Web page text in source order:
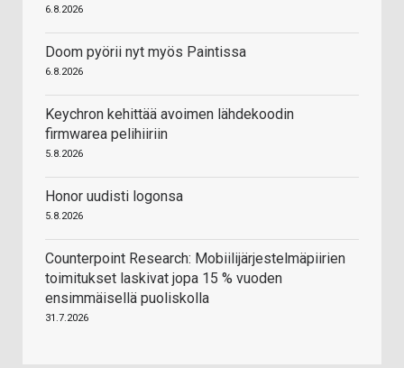
6.8.2026
Doom pyörii nyt myös Paintissa
6.8.2026
Keychron kehittää avoimen lähdekoodin
firmwarea pelihiiriin
5.8.2026
Honor uudisti logonsa
5.8.2026
Counterpoint Research: Mobiilijärjestelmäpiirien
toimitukset laskivat jopa 15 % vuoden
ensimmäisellä puoliskolla
31.7.2026